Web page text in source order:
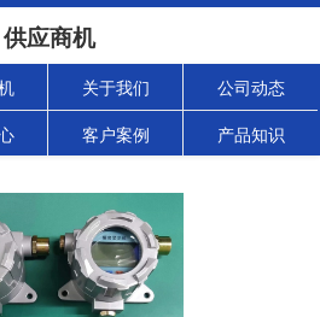
供应商机
关于我们 公司动态
客户案例 产品知识